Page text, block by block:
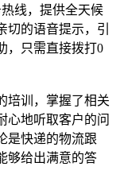
线，提供全天候
的语音提示，引
，只需直接拨打0
培训，掌握了相关
心地听取客户的问
是快递的物流跟
够给出满意的答